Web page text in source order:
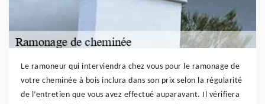
Le ramoneur qui interviendra chez vous pour le ramonage de
votre cheminée à bois inclura dans son prix selon la régularité
de l’entretien que vous avez effectué auparavant. Il vérifiera